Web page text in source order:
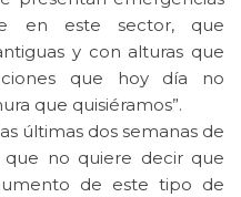
en este sector, que
y con alturas que
que hoy día no
que quisiéramos”.
últimas dos semanas de
no quiere decir que
de este tipo de